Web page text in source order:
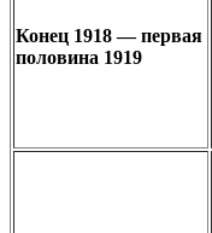
Конец 1918 — первая
половина 1919